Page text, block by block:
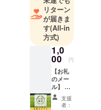
壌のファス
ティングを
イメージし
た、ファス
ティング農
業です。
作物がより
健全で元気
になる育て
リターン
が届きま
す(All-in
方式)
1,0
00 円
【お礼
のメー
ル】 川
原農産
をただ
支援
者：